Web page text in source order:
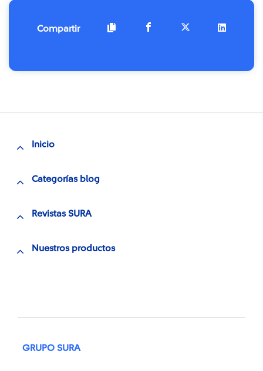
Compartir
Inicio
Categorías blog
Revistas SURA
Nuestros productos
GRUPO SURA